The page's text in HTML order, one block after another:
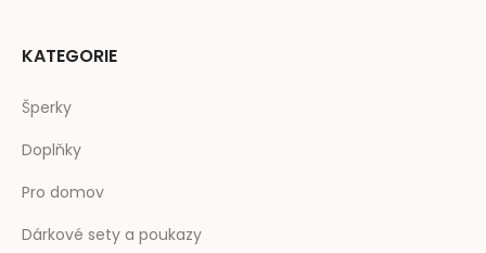
KATEGORIE
Šperky
Doplňky
Pro domov
Dárkové sety a poukazy